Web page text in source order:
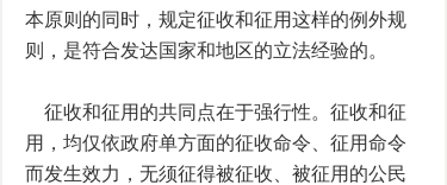
本原则的同时，规定征收和征用这样的例外规
则，是符合发达国家和地区的立法经验的。
征收和征用的共同点在于强行性。征收和征
用，均仅依政府单方面的征收命令、征用命令
而发生效力，无须征得被征收、被征用的公民